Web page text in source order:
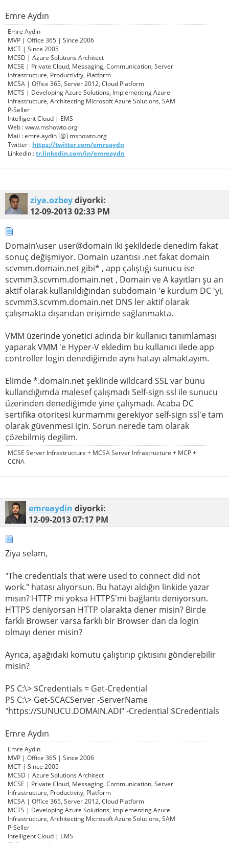
Emre Aydın
Emre Aydın
MVP | Office 365 | Since 2006
MCT | Since 2005
MCSD | Azure Solutions Architect
MCSE | Private Cloud, Messaging, Communication, Server
Infrastructure, Productivity, Platform
MCSA | Office 365, Server 2012, Cloud Platform
MCTS | Developing Azure Solutions, Implementing Azure
Infrastructure, Architecting Microsoft Azure Solutions, SAM
P-Seller
Intelligent Cloud | EMS
Web : www.mshowto.org
Mail : emre.aydin [@] mshowto.org
Twitter : https://twitter.com/emreaydn
Linkedin :tr.linkedin.com/in/emreaydn
ziya.ozbeydiyorki:
12-09-201302:33 PM
Domain\user user@domain iki şekildede denedim fakat
sonuç değişmiyor. Domain uzantısı .net fakat domain
scvmm.domain.net gibi* , app çalıştığı sunucu ise
scvmm3.scvmm.domain.net , Domain ve A kayıtları şu an
aktif olarak kullanıldığından subdomain 'e kurdum DC 'yi,
scvmm3.scvmm.domain.net DNS ler aktif olarak
çalışmakta dışarıdan erişimde sağlanmakta.
VMM üzerinde yonetici adında bir kullanıcı tanımlaması
yaparak VMM 'e Hyper-V ekledim bu kullanıcı ilede app
controller login denediğimde aynı hatayı almaktayım.
Elimde *.domain.net şeklinde wildcard SSL var bunu
kullandığımda malesef çalışmadı Self-sign ssl ile sunucu
üzerinden denediğimde yine çalışmadı. Acaba DC
sertifika otoritesi kurmammı gerekiyor self-sign ssl'e tam
olarak güvenmesi için. Sorun nerede tam olarak
çözebilmiş degilim.
MCSE Server Infrastructure + MCSA Server Infrastructure + MCP +
CCNA
emreaydin diyorki:
12-09-201307:17 PM
Ziya selam,
"The credentials that were used to connect did not
work." hatası alıyorsun. Bu hatayı aldığın linkide yazar
mısın? HTTP mi yoksa HTTPS'mi bağlantı deniyorsun.
HTTPS deniyorsan HTTP olarakta dener misin? Birde
farklı Browser varsa farklı bir Browser dan da login
olmayı dener misin?
Ayrıca, aşağıdaki komutu çalıştırıp çıktısını gönderebilir
misin?
PS C:\> $Credentials = Get-Credential
PS C:\> Get-SCACServer -ServerName
"https://SUNUCU.DOMAIN.ADI" -Credential $Credentials
Emre Aydın
Emre Aydın
MVP | Office 365 | Since 2006
MCT | Since 2005
MCSD | Azure Solutions Architect
MCSE | Private Cloud, Messaging, Communication, Server
Infrastructure, Productivity, Platform
MCSA | Office 365, Server 2012, Cloud Platform
MCTS | Developing Azure Solutions, Implementing Azure
Infrastructure, Architecting Microsoft Azure Solutions, SAM
P-Seller
Intelligent Cloud | EMS